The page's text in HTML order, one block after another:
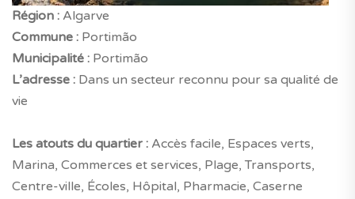
Région : Algarve
Commune : Portimão
Municipalité : Portimão
L’adresse : Dans un secteur reconnu pour sa qualité de
vie
Les atouts du quartier : Accès facile, Espaces verts,
Marina, Commerces et services, Plage, Transports,
Centre-ville, Écoles, Hôpital, Pharmacie, Caserne